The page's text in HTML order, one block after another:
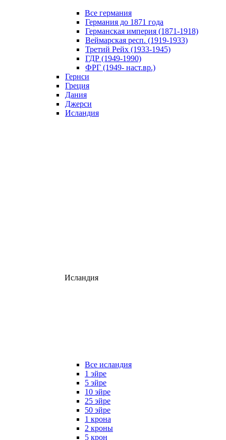
Все германия
Германия до 1871 года
Германская империя (1871-1918)
Веймарская респ. (1919-1933)
Третий Рейх (1933-1945)
ГДР (1949-1990)
ФРГ (1949- наст.вр.)
Гернси
Греция
Дания
Джерси
Исландия
Исландия
Все исландия
1 эйре
5 эйре
10 эйре
25 эйре
50 эйре
1 крона
2 кроны
5 крон